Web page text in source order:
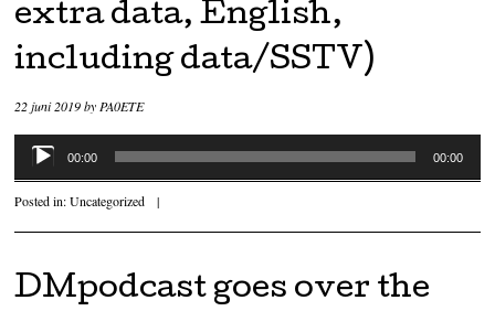
extra data, English,
including data/SSTV)
22 juni 2019byPA0ETE
Audiospeler
00:00 00:00
Posted in:Uncategorized |
DMpodcast goes over the